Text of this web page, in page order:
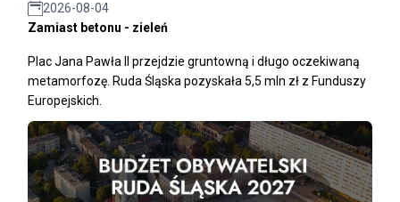
2026-08-04
Zamiast betonu - zieleń
Plac Jana Pawła II przejdzie gruntowną i długo oczekiwaną
metamorfozę. Ruda Śląska pozyskała 5,5 mln zł z Funduszy
Europejskich.